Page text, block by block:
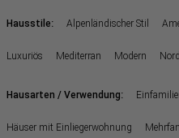
Hausstile: Alpenländischer Stil
Luxuriös Mediterran Modern
Hausarten / Verwendung:
Häuser mit Einliegerwohnung